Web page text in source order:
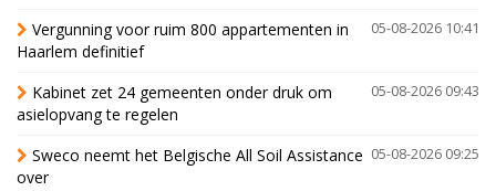
05-08-2026 10:41
Vergunning voor ruim 800 appartementen in
Haarlem definitief
05-08-2026 09:43
Kabinet zet 24 gemeenten onder druk om
asielopvang te regelen
05-08-2026 09:25
Sweco neemt het Belgische All Soil Assistance
over